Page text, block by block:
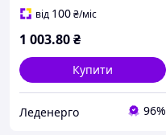
від 100₴/міс
1 003.80₴
Купити
Леденерго 96%